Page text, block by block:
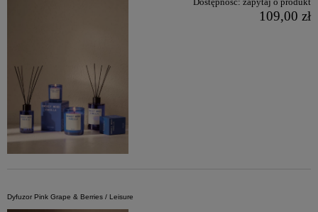
109,00 zł
Dyfuzor Pink Grape & Berries / Leisure